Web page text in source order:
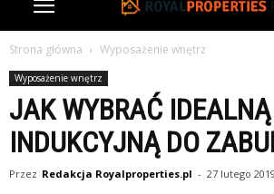
Strona główna Wyposażenie wnętrz
Wyposażenie wnętrz
JAK WYBRAĆ
INDUKCYJNĄ DO
Przez Redakcja Royalproperties.pl - 27 lutego 2019